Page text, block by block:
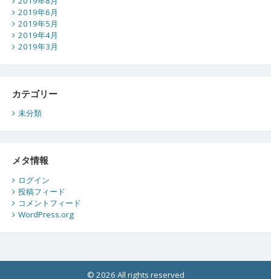
2019年6月
2019年5月
2019年4月
2019年3月
カテゴリー
未分類
メタ情報
ログイン
投稿フィード
コメントフィード
WordPress.org
© 2026 All rights reserved